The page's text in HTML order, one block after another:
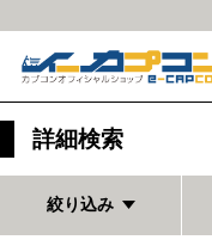
詳細検索
絞り込み